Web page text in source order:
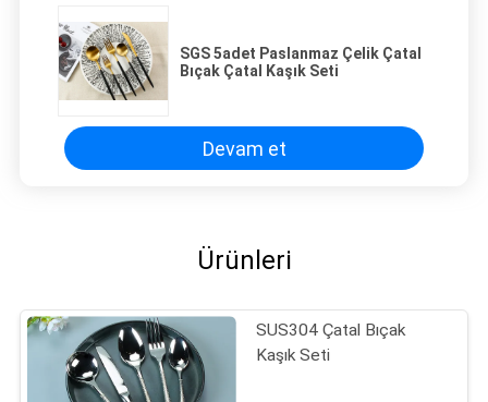
SGS 5adet Paslanmaz Çelik Çatal
Bıçak Çatal Kaşık Seti
Devam et
Ürünleri
SUS304 Çatal Bıçak
Kaşık Seti